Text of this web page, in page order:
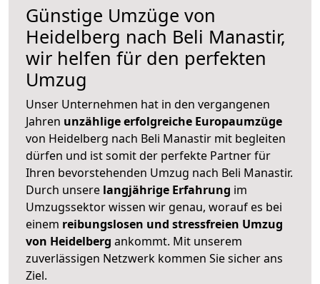
Günstige Umzüge von
Heidelberg nach Beli Manastir,
wir helfen für den perfekten
Umzug
Unser Unternehmen hat in den vergangenen
Jahren unzählige erfolgreiche Europaumzüge
von Heidelberg nach Beli Manastir mit begleiten
dürfen und ist somit der perfekte Partner für
Ihren bevorstehenden Umzug nach Beli Manastir.
Durch unsere langjährige Erfahrung im
Umzugssektor wissen wir genau, worauf es bei
einem reibungslosen und stressfreien Umzug
von Heidelberg ankommt. Mit unserem
zuverlässigen Netzwerk kommen Sie sicher ans
Ziel.